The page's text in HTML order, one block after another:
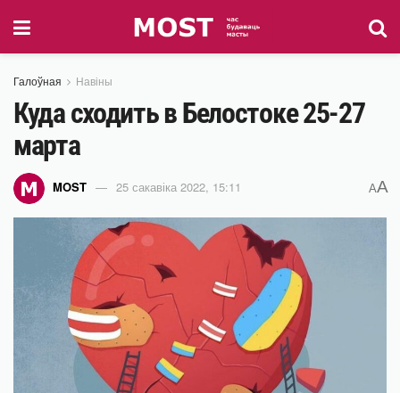
Галоўная Навіны
Куда сходить в Белостоке 25-27
марта
MOST 25 сакавіка 2022, 15:11 AA